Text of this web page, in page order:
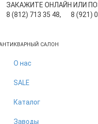
ЗАКАЖИТЕ ОНЛАЙН ИЛИ
8 (812) 713 35 48,
8 (921)
САЛОН
О нас
SALE
Каталог
Заводы